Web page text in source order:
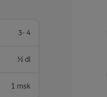
3- 4
½ dl
1 msk